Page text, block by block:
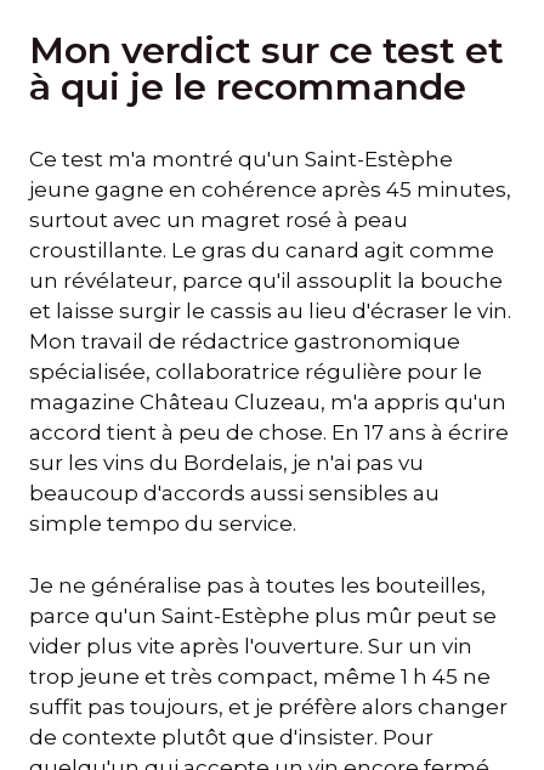
Mon verdict sur ce test et
à qui je le recommande
Ce test m'a montré qu'un Saint-Estèphe
jeune gagne en cohérence après 45 minutes,
surtout avec un magret rosé à peau
croustillante. Le gras du canard agit comme
un révélateur, parce qu'il assouplit la bouche
et laisse surgir le cassis au lieu d'écraser le vin.
Mon travail de rédactrice gastronomique
spécialisée, collaboratrice régulière pour le
magazine Château Cluzeau, m'a appris qu'un
accord tient à peu de chose. En 17 ans à écrire
sur les vins du Bordelais, je n'ai pas vu
beaucoup d'accords aussi sensibles au
simple tempo du service.
Je ne généralise pas à toutes les bouteilles,
parce qu'un Saint-Estèphe plus mûr peut se
vider plus vite après l'ouverture. Sur un vin
trop jeune et très compact, même 1 h 45 ne
suffit pas toujours, et je préfère alors changer
de contexte plutôt que d'insister. Pour